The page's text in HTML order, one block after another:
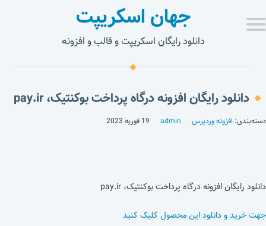
جهان اسکریپت
دانلود رایگان اسکریپت و قالب و افزونه
دانلود رایگان افزونه درگاه پرداخت بوکنتیک، pay.ir
دسته‌بندی: افزونه وردپرس admin 19 فوریه 2023
دانلود رایگان افزونه درگاه پرداخت بوکنتیک، pay.ir
جهت خرید و دانلود این محصول کلیک کنید